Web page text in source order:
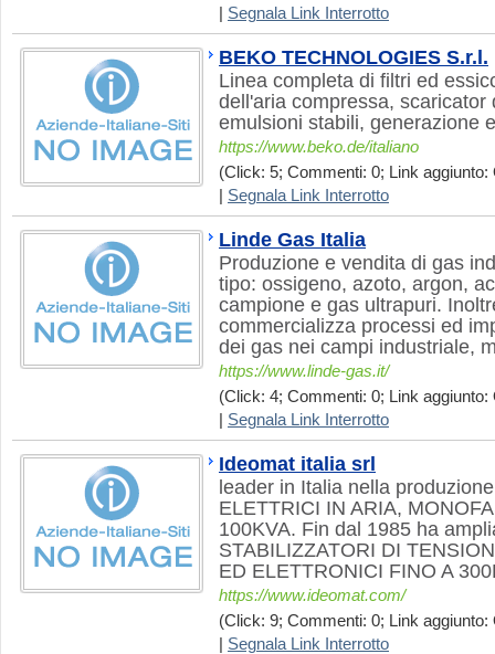
Segnala Link Interrotto
BEKO TECHNOLOGIES S.r.l.
Linea completa di filtri ed
dell'aria compressa,
emulsioni stabili, generazione
https://www.beko.de/italiano
(Click: 5; Commenti: 0; Link aggiunto:
Segnala Link Interrotto
Linde Gas Italia
Produzione e vendita di gas
tipo: ossigeno, azoto, argon,
campione e gas ultrapuri.
commercializza processi ed
dei gas nei campi industriale,
https://www.linde-gas.it/
(Click: 4; Commenti: 0; Link aggiunto:
Segnala Link Interrotto
Ideomat italia srl
leader in Italia nella
ELETTRICI IN ARIA,
100KVA. Fin dal 1985 ha
STABILIZZATORI DI
ED ELETTRONICI FINO A
https://www.ideomat.com/
(Click: 9; Commenti: 0; Link aggiunto:
Segnala Link Interrotto